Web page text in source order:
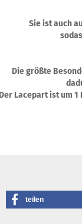
Sie ist auch
Die größte
Der Lacepart ist um
teilen